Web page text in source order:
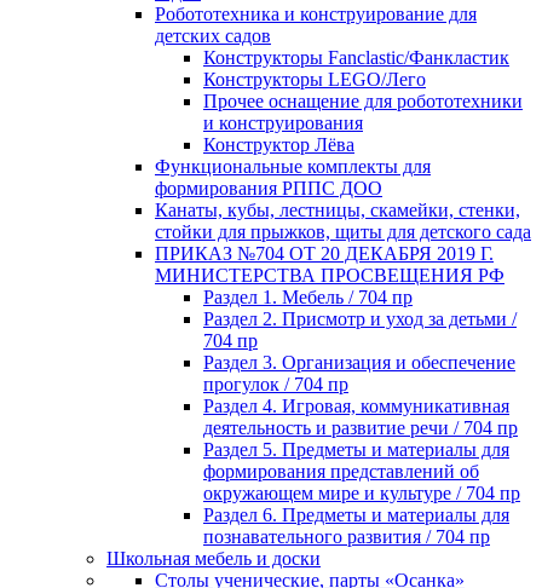
Робототехника и конструирование для
детских садов
Конструкторы Fanclastic/Фанкластик
Конструкторы LEGO/Лего
Прочее оснащение для робототехники
и конструирования
Конструктор Лёва
Функциональные комплекты для
формирования РППС ДОО
Канаты, кубы, лестницы, скамейки, стенки,
стойки для прыжков, щиты для детского сада
ПРИКАЗ №704 ОТ 20 ДЕКАБРЯ 2019 Г.
МИНИСТЕРСТВА ПРОСВЕЩЕНИЯ РФ
Раздел 1. Мебель / 704 пр
Раздел 2. Присмотр и уход за детьми /
704 пр
Раздел 3. Организация и обеспечение
прогулок / 704 пр
Раздел 4. Игровая, коммуникативная
деятельность и развитие речи / 704 пр
Раздел 5. Предметы и материалы для
формирования представлений об
окружающем мире и культуре / 704 пр
Раздел 6. Предметы и материалы для
познавательного развития / 704 пр
Школьная мебель и доски
Столы ученические, парты «Осанка»